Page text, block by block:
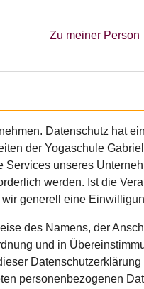
Zu meiner Person
Datenschutz hat
der Yogaschule
unseres
werden. Ist die
generell eine
des Namens, der
und in
personenbezogenen